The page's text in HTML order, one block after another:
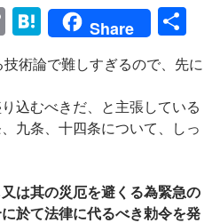
C
o
p
y
Li
k
H
at
e
n
a
Share
術論で難しすぎるので、先に
込むべきだ、と主張している
九条、十四条について、しっ
は其の災厄を避くる為緊急の
於て法律に代るべき勅令を発